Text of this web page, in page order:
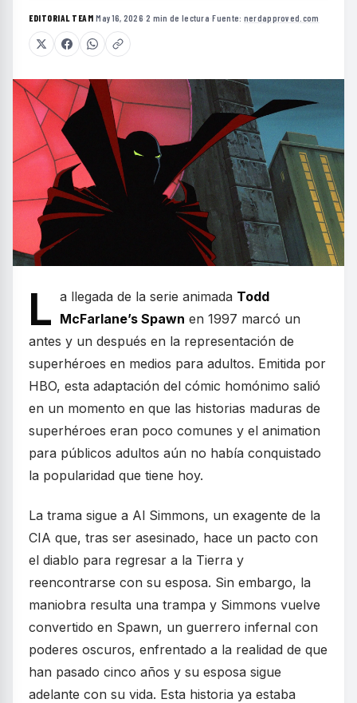
EDITORIAL TEAM·May 16, 2026·2 min de lectura·Fuente: nerdapproved.com
L a llegada de la serie animada Todd
McFarlane’s Spawn en 1997 marcó un
antes y un después en la representación de
superhéroes en medios para adultos. Emitida por
HBO, esta adaptación del cómic homónimo salió
en un momento en que las historias maduras de
superhéroes eran poco comunes y el animation
para públicos adultos aún no había conquistado
la popularidad que tiene hoy.
La trama sigue a Al Simmons, un exagente de la
CIA que, tras ser asesinado, hace un pacto con
el diablo para regresar a la Tierra y
reencontrarse con su esposa. Sin embargo, la
maniobra resulta una trampa y Simmons vuelve
convertido en Spawn, un guerrero infernal con
poderes oscuros, enfrentado a la realidad de que
han pasado cinco años y su esposa sigue
adelante con su vida. Esta historia ya estaba